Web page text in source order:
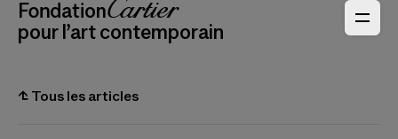
_logoFondation Cartier
pour l’art contemporain
⮤ Tous les articles